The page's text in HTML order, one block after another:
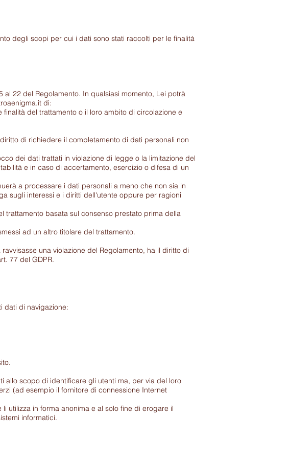
degli scopi per cui i dati sono stati raccolti per le finalità
22 del Regolamento. In qualsiasi momento, Lei potrà
di:
del trattamento o il loro ambito di circolazione e
di richiedere il completamento di dati personali non
dei dati trattati in violazione di legge o la limitazione del
e in caso di accertamento, esercizio o difesa di un
a processare i dati personali a meno che non sia in
sugli interessi e i diritti dell'utente oppure per ragioni
trattamento basata sul consenso prestato prima della
ad un altro titolare del trattamento.
una violazione del Regolamento, ha il diritto di
77 del GDPR.
dati di navigazione:
allo scopo di identificare gli utenti ma, per via del loro
(ad esempio il fornitore di connessione Internet
utilizza in forma anonima e al solo fine di erogare il
informatici.